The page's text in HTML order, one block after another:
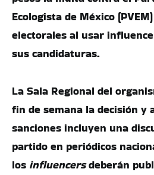
Ecologista de México
electorales al usar
sus candidaturas.
La Sala Regional del
fin de semana la decisión y
sanciones incluyen una
partido en periódicos
los influencersdeberán